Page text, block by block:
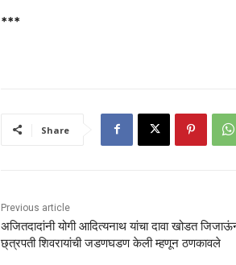
***
Share
Previous article
अजितदादांनी योगी आदित्यनाथ यांचा दावा खोडत
छ्त्रपती शिवरायांची जडणघडण केली म्हणून ठणकावले